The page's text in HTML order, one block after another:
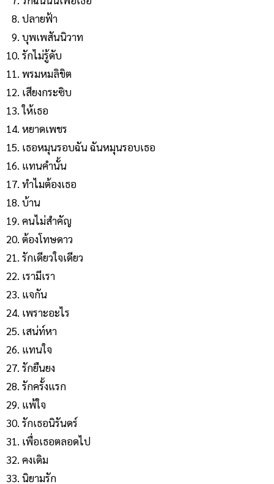
ปลายฟ้า
บุพเพสันนิวาท
รักไม่รู้ดับ
พรมหมลิขิต
เสียงกระซิบ
ให้เธอ
หยาดเพชร
เธอหมุนรอบฉัน ฉันหมุนรอบเธอ
แทนคำนั้น
ทำไมต้องเธอ
บ้าน
คนไม่สำคัญ
ต้องโทษดาว
รักเดียวใจเดียว
เรามีเรา
แจกัน
เพราะอะไร
เสน่ท์หา
แทนใจ
รักยืนยง
รักครั้งแรก
แพ้ใจ
รักเธอนิรันดร์
เพื่อเธอตลอดไป
คงเดิม
นิยามรัก